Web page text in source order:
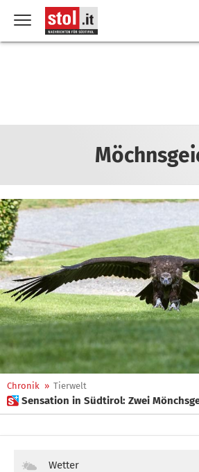
Chronik » Tierwelt
 Sensation in Südtirol: Zwei
Wetter